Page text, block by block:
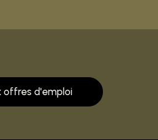
offres d'emploi